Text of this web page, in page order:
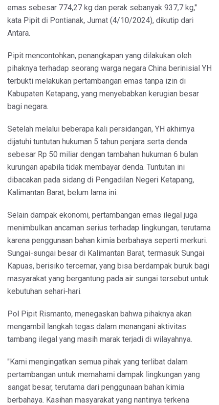
emas sebesar 774,27 kg dan perak sebanyak 937,7 kg,"
kata Pipit di Pontianak, Jumat (4/10/2024), dikutip dari
Antara.
Pipit mencontohkan, penangkapan yang dilakukan oleh
pihaknya terhadap seorang warga negara China berinisial YH
terbukti melakukan pertambangan emas tanpa izin di
Kabupaten Ketapang, yang menyebabkan kerugian besar
bagi negara.
Setelah melalui beberapa kali persidangan, YH akhirnya
dijatuhi tuntutan hukuman 5 tahun penjara serta denda
sebesar Rp 50 miliar dengan tambahan hukuman 6 bulan
kurungan apabila tidak membayar denda. Tuntutan ini
dibacakan pada sidang di Pengadilan Negeri Ketapang,
Kalimantan Barat, belum lama ini.
Selain dampak ekonomi, pertambangan emas ilegal juga
menimbulkan ancaman serius terhadap lingkungan, terutama
karena penggunaan bahan kimia berbahaya seperti merkuri.
Sungai-sungai besar di Kalimantan Barat, termasuk Sungai
Kapuas, berisiko tercemar, yang bisa berdampak buruk bagi
masyarakat yang bergantung pada air sungai tersebut untuk
kebutuhan sehari-hari.
Pol Pipit Rismanto, menegaskan bahwa pihaknya akan
mengambil langkah tegas dalam menangani aktivitas
tambang ilegal yang masih marak terjadi di wilayahnya.
"Kami mengingatkan semua pihak yang terlibat dalam
pertambangan untuk memahami dampak lingkungan yang
sangat besar, terutama dari penggunaan bahan kimia
berbahaya. Kasihan masyarakat yang nantinya terkena